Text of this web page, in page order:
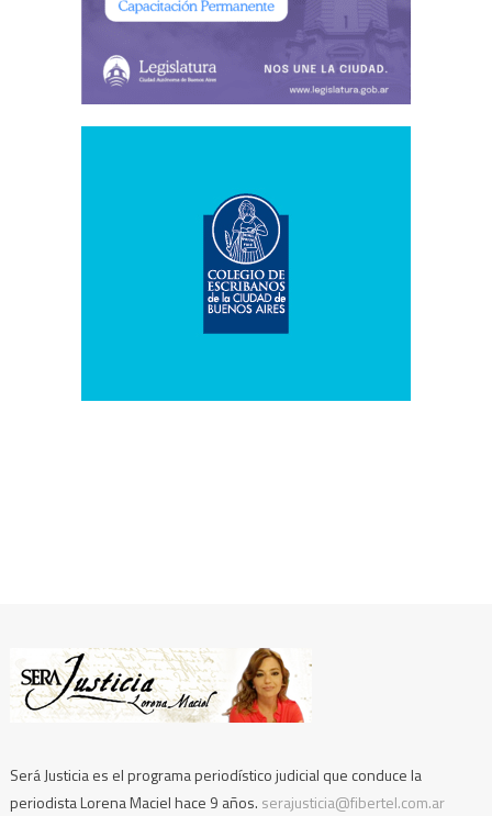
Será Justicia es el programa periodístico judicial que conduce la
periodista Lorena Maciel hace 9 años. serajusticia@fibertel.com.ar